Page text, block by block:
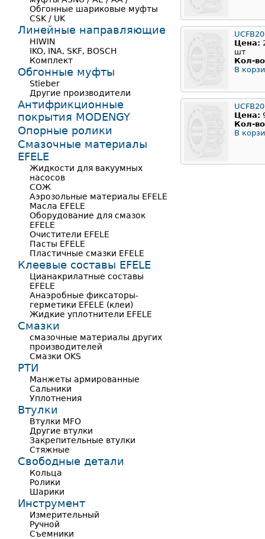
Цена:
шт
Кол-
В
Цена:
Кол-
В
Обгонные шариковые муфты
CSK / UK
Линейные направляющие
HIWIN
IKO, INA, SKF, BOSCH
Комплект
Обгонные муфты
Stieber
Другие производители
Антифрикционные
покрытия MODENGY
Опорные ролики
Смазочные материалы
EFELE
Жидкости для вакуумных
насосов
СОЖ
Аэрозольные материалы EFELE
Масла EFELE
Оборудование для смазок
EFELE
Очистители EFELE
Пасты EFELE
Пластичные смазки EFELE
Клеевые составы EFELE
Цианакрилатные составы
EFELE
Анаэробные фиксаторы-
герметики EFELE (клеи)
Жидкие уплотнители EFELE
Смазки
смазочные материалы других
производителей
Смазки OKS
РТИ
Манжеты армированные
Сальники
Уплотнения
Втулки
Втулки MFO
Другие втулки
Закрепительные втулки
Стяжные
Свободные детали
Кольца
Ролики
Шарики
Инструмент
Измерительный
Ручной
Съемники